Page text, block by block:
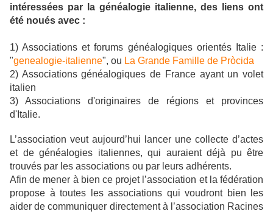
intéressées par la généalogie italienne, des liens ont
été noués avec :
1) Associations et forums généalogiques orientés Italie :
"genealogie-italienne", ou La Grande Famille de Pròcida
2) Associations généalogiques de France ayant un volet
italien
3) Associations d'originaires de régions et provinces
d'Italie.
L’association veut aujourd’hui lancer une collecte d’actes
et de généalogies italiennes, qui auraient déjà pu être
trouvés par les associations ou par leurs adhérents.
Afin de mener à bien ce projet l’association et la fédération
propose à toutes les associations qui voudront bien les
aider de communiquer directement à l’association Racines